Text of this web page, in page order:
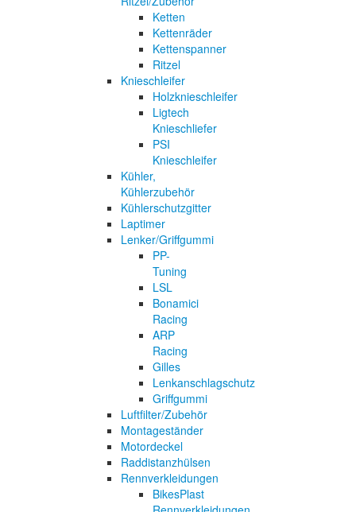
Ketten
Kettenräder
Kettenspanner
Ritzel
Knieschleifer
Holzknieschleifer
Ligtech
Knieschliefer
PSI
Knieschleifer
Kühler,
Kühlerzubehör
Kühlerschutzgitter
Laptimer
Lenker/Griffgummi
PP-
Tuning
LSL
Bonamici
Racing
ARP
Racing
Gilles
Lenkanschlagschutz
Griffgummi
Luftfilter/Zubehör
Montageständer
Motordeckel
Raddistanzhülsen
Rennverkleidungen
BikesPlast